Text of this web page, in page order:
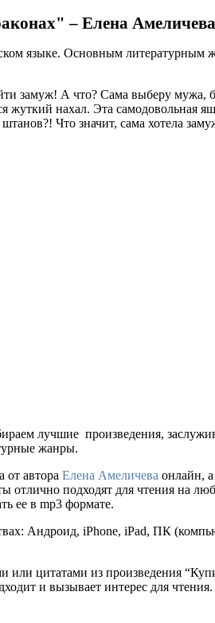
– Елена Амеличева
языке. Основным литературным
замуж! А что? Сама выберу мужа,
нахал. Эта самодовольная
Что значит, сама хотела
лучшие произведения,
жанры.
от автора Елена Амеличева онлайн,
отлично подходят для чтения на
ее в mp3 формате.
Андроид, iPhone, iPad, ПК
или цитатами из произведения
и вызывает интерес для чтения.